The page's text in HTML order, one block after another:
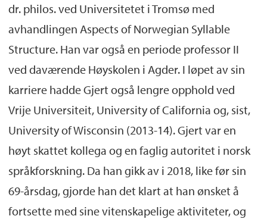
dr. philos. ved Universitetet i Tromsø med
avhandlingen Aspects of Norwegian Syllable
Structure. Han var også en periode professor II
ved daværende Høyskolen i Agder. I løpet av sin
karriere hadde Gjert også lengre opphold ved
Vrije Universiteit, University of California og, sist,
University of Wisconsin (2013-14). Gjert var en
høyt skattet kollega og en faglig autoritet i norsk
språkforskning. Da han gikk av i 2018, like før sin
69-årsdag, gjorde han det klart at han ønsket å
fortsette med sine vitenskapelige aktiviteter, og